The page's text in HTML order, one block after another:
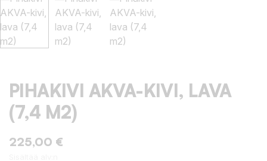
PIHAKIVI AKVA-KIVI, LAVA
(7,4 M2)
225,00 €